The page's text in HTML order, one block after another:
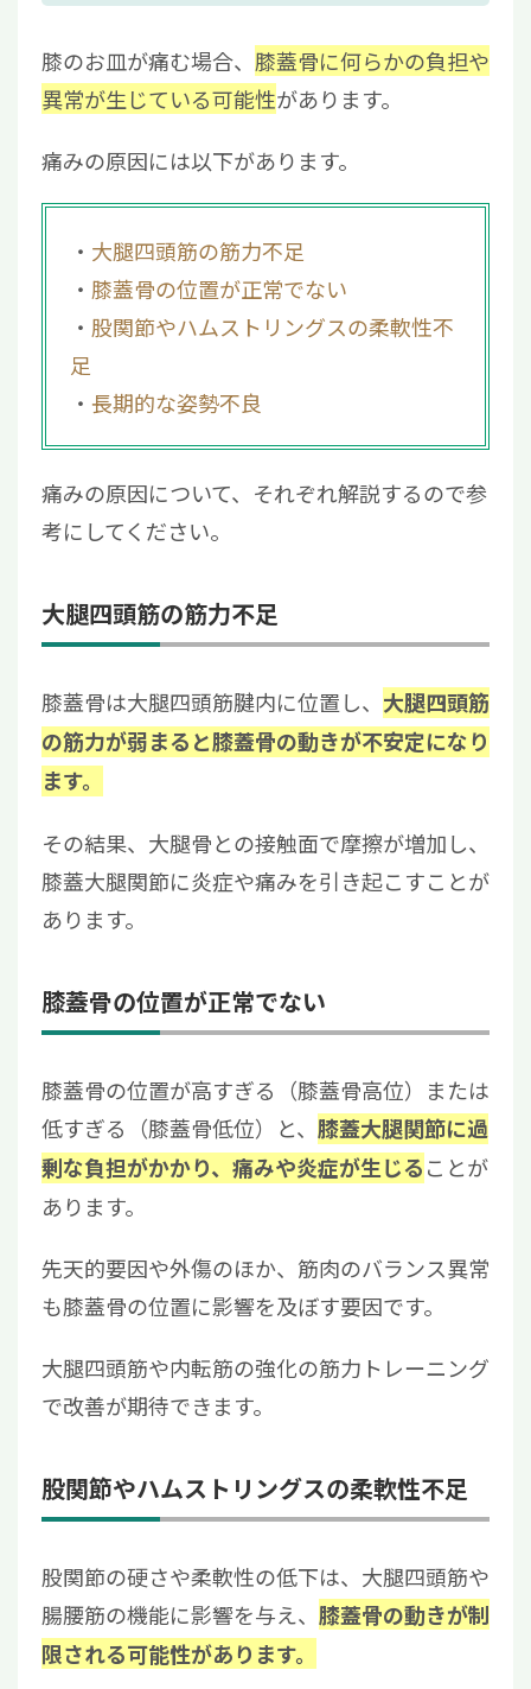
膝のお皿が痛む場合、 膝蓋骨に何らかの負担や
異常が生じている可能性があります。
痛みの原因には以下があります。
大腿四頭筋の筋力不足
膝蓋骨の位置が正常でない
股関節やハムストリングスの柔軟性不
足
長期的な姿勢不良
痛みの原因について、それぞれ解説するので参
考にしてください。
大腿四頭筋の筋力不足
膝蓋骨は大腿四頭筋腱内に位置し、 大腿四頭筋
の筋力が弱まると膝蓋骨の動きが不安定になり
ます。
その結果、大腿骨との接触面で摩擦が増加し、
膝蓋大腿関節に炎症や痛みを引き起こすことが
あります。
膝蓋骨の位置が正常でない
膝蓋骨の位置が高すぎる（膝蓋骨高位）または
低すぎる（膝蓋骨低位）と、 膝蓋大腿関節に過
剰な負担がかかり、痛みや炎症が生じることが
あります。
先天的要因や外傷のほか、筋肉のバランス異常
も膝蓋骨の位置に影響を及ぼす要因です。
大腿四頭筋や内転筋の強化の筋力トレーニング
で改善が期待できます。
股関節やハムストリングスの柔軟性不足
股関節の硬さや柔軟性の低下は、大腿四頭筋や
腸腰筋の機能に影響を与え、 膝蓋骨の動きが制
限される可能性があります。